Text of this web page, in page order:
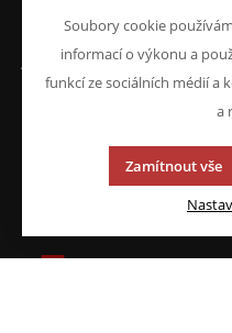
JAZYK A MĚNA
CS
Soubory cookie
informací o výkonu a
funkcí ze sociálních médií a
a
Zamítnout vše